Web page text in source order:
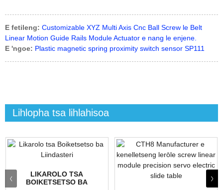
E fetileng: Customizable XYZ Multi Axis Cnc Ball Screw le Belt
Linear Motion Guide Rails Module Actuator e nang le enjene.
E 'ngoe: Plastic magnetic spring proximity switch sensor SP111
Lihlopha tsa lihlahisoa
LIKAROLO TSA
BOIKETSETSO BA